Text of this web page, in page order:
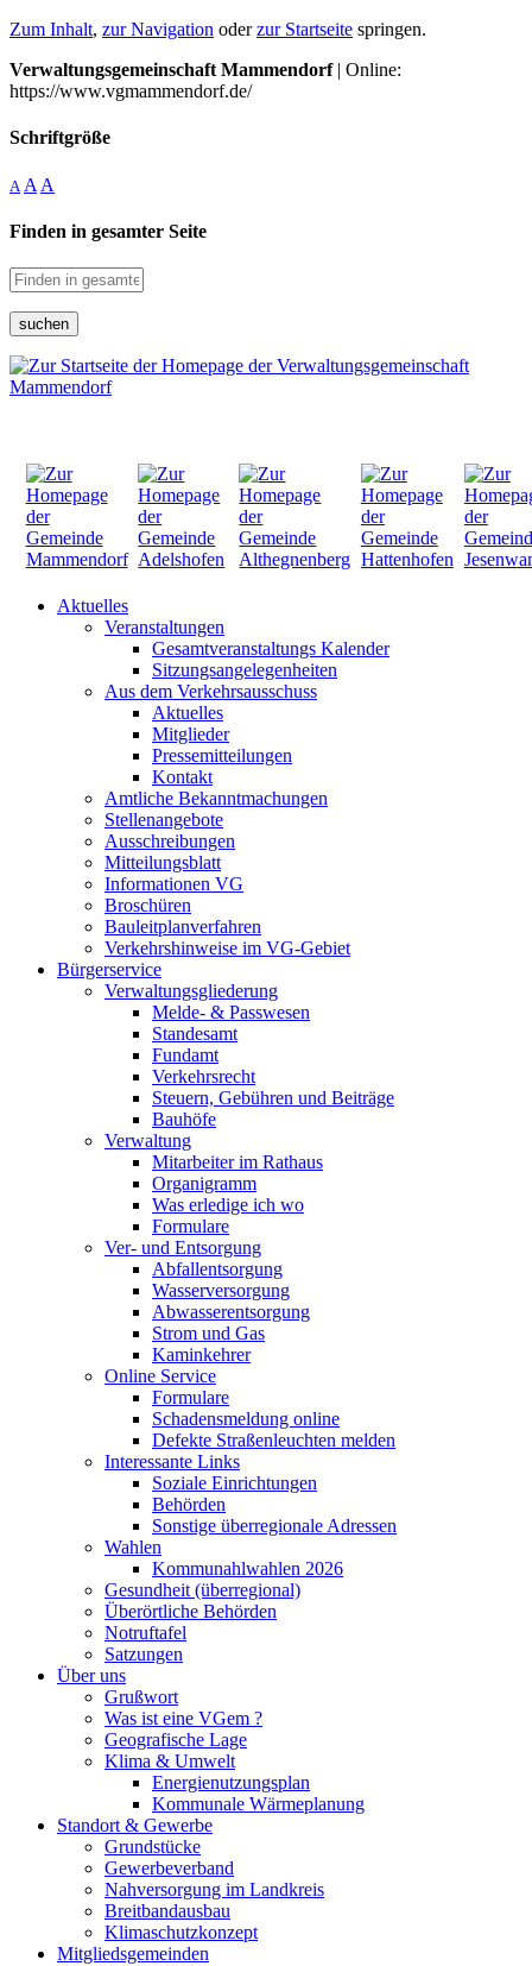
Zum Inhalt, zur Navigation oderzur Startseite springen.
Verwaltungsgemeinschaft Mammendorf| Online:
https://www.vgmammendorf.de/
Schriftgröße
A A A
Finden in gesamter Seite
suchen
Aktuelles
Veranstaltungen
Gesamtveranstaltungs Kalender
Sitzungsangelegenheiten
Aus dem Verkehrsausschuss
Aktuelles
Mitglieder
Pressemitteilungen
Kontakt
Amtliche Bekanntmachungen
Stellenangebote
Ausschreibungen
Mitteilungsblatt
Informationen VG
Broschüren
Bauleitplanverfahren
Verkehrshinweise im VG-Gebiet
Bürgerservice
Verwaltungsgliederung
Melde- & Passwesen
Standesamt
Fundamt
Verkehrsrecht
Steuern, Gebühren und Beiträge
Bauhöfe
Verwaltung
Mitarbeiter im Rathaus
Organigramm
Was erledige ich wo
Formulare
Ver- und Entsorgung
Abfallentsorgung
Wasserversorgung
Abwasserentsorgung
Strom und Gas
Kaminkehrer
Online Service
Formulare
Schadensmeldung online
Defekte Straßenleuchten melden
Interessante Links
Soziale Einrichtungen
Behörden
Sonstige überregionale Adressen
Wahlen
Kommunahlwahlen 2026
Gesundheit (überregional)
Überörtliche Behörden
Notruftafel
Satzungen
Über uns
Grußwort
Was ist eine VGem ?
Geografische Lage
Klima & Umwelt
Energienutzungsplan
Kommunale Wärmeplanung
Standort & Gewerbe
Grundstücke
Gewerbeverband
Nahversorgung im Landkreis
Breitbandausbau
Klimaschutzkonzept
Mitgliedsgemeinden